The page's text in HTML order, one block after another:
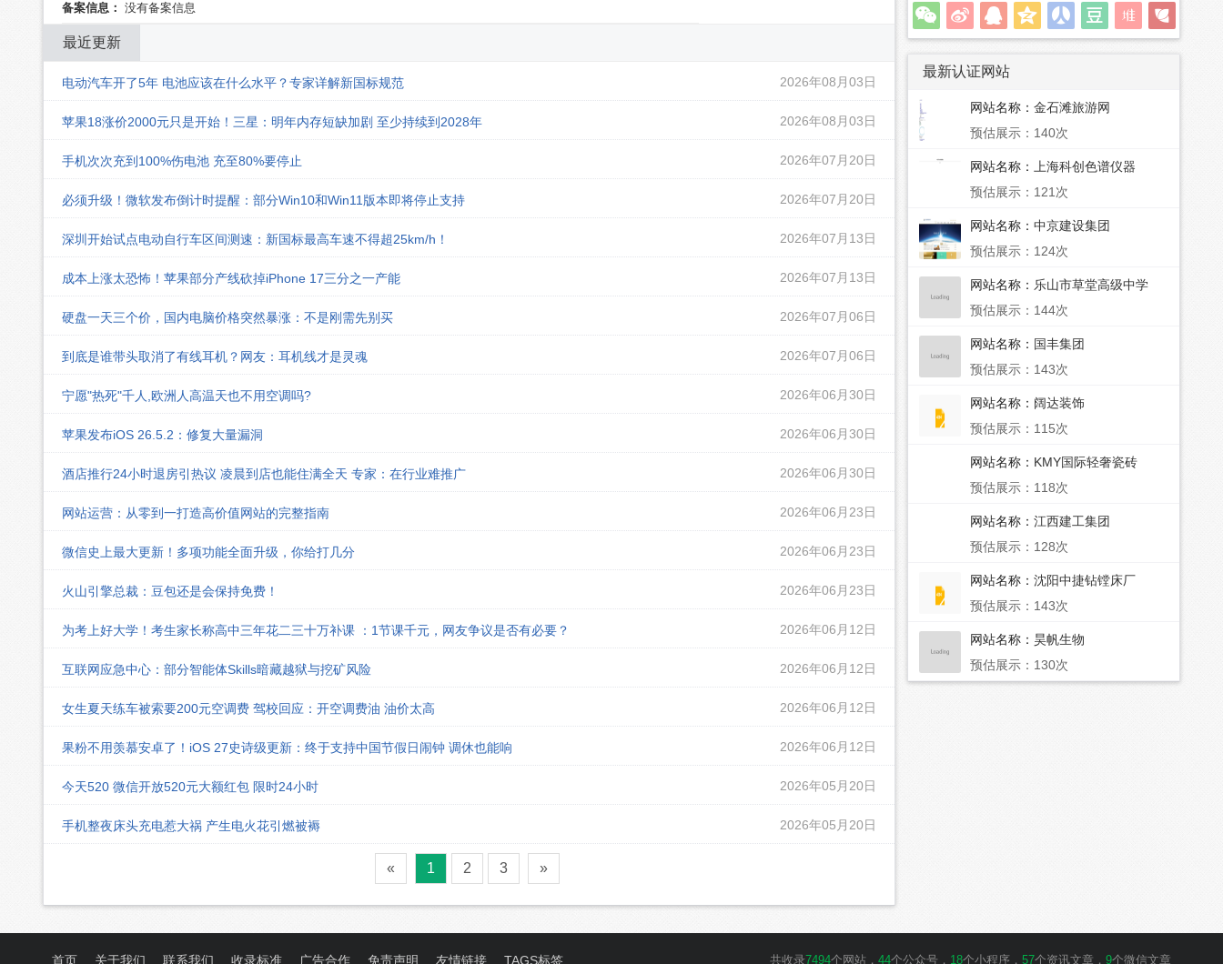
备案信息： 没有备案信息
最近更新
电动汽车开了5年 电池应该在什么水平？专家详解新国标规范 2026年08月03日
苹果18涨价2000元只是开始！三星：明年内存短缺加剧 至少持续到2028年 2026年08月03日
手机次次充到100%伤电池 充至80%要停止 2026年07月20日
必须升级！微软发布倒计时提醒：部分Win10和Win11版本即将停止支持 2026年07月20日
深圳开始试点电动自行车区间测速：新国标最高车速不得超25km/h！ 2026年07月13日
成本上涨太恐怖！苹果部分产线砍掉iPhone 17三分之一产能 2026年07月13日
硬盘一天三个价，国内电脑价格突然暴涨：不是刚需先别买 2026年07月06日
到底是谁带头取消了有线耳机？网友：耳机线才是灵魂 2026年07月06日
宁愿"热死"千人,欧洲人高温天也不用空调吗? 2026年06月30日
苹果发布iOS 26.5.2：修复大量漏洞 2026年06月30日
酒店推行24小时退房引热议 凌晨到店也能住满全天 专家：在行业难推广 2026年06月30日
网站运营：从零到一打造高价值网站的完整指南 2026年06月23日
微信史上最大更新！多项功能全面升级，你给打几分 2026年06月23日
火山引擎总裁：豆包还是会保持免费！ 2026年06月23日
为考上好大学！考生家长称高中三年花二三十万补课 ：1节课千元，网友争议是否有必要？ 2026年06月12日
互联网应急中心：部分智能体Skills暗藏越狱与挖矿风险 2026年06月12日
女生夏天练车被索要200元空调费 驾校回应：开空调费油 油价太高 2026年06月12日
果粉不用羡慕安卓了！iOS 27史诗级更新：终于支持中国节假日闹钟 调休也能响 2026年06月12日
今天520 微信开放520元大额红包 限时24小时 2026年05月20日
手机整夜床头充电惹大祸 产生电火花引燃被褥 2026年05月20日
« 1 2 3 »
最新认证网站
网站名称： 金石滩旅游网
预估展示：140次
网站名称：
上海科创色谱仪器
预估展示：121次
网站名称： 中京建设集团
预估展示：124次
网站名称： 乐山市草堂高级中学
预估展示：144次
网站名称： 国丰集团
预估展示：143次
网站名称： 阔达装饰
预估展示：115次
网站名称： KMY国际轻奢瓷砖
预估展示：118次
网站名称： 江西建工集团
预估展示：128次
网站名称： 沈阳中捷钻镗床厂
预估展示：143次
网站名称： 昊帆生物
预估展示：130次
共收录7494个网站， 44个公众号， 18个小程序， 57个资讯文章， 9个微信文章
首页 关于我们 联系我们 收录标准 广告合作 免责声明 友情链接 TAGS标签